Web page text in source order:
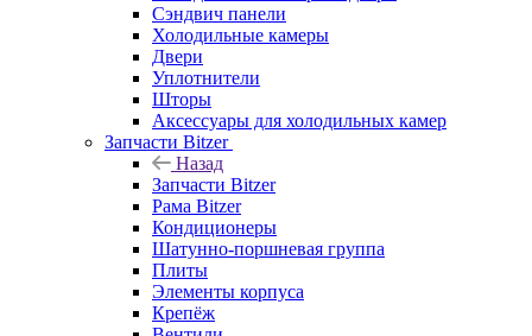
Сэндвич панели
Холодильные камеры
Двери
Уплотнители
Шторы
Аксессуары для холодильных камер
Запчасти Bitzer
Назад
Запчасти Bitzer
Рама Bitzer
Кондиционеры
Шатунно-поршневая группа
Плиты
Элементы корпуса
Крепёж